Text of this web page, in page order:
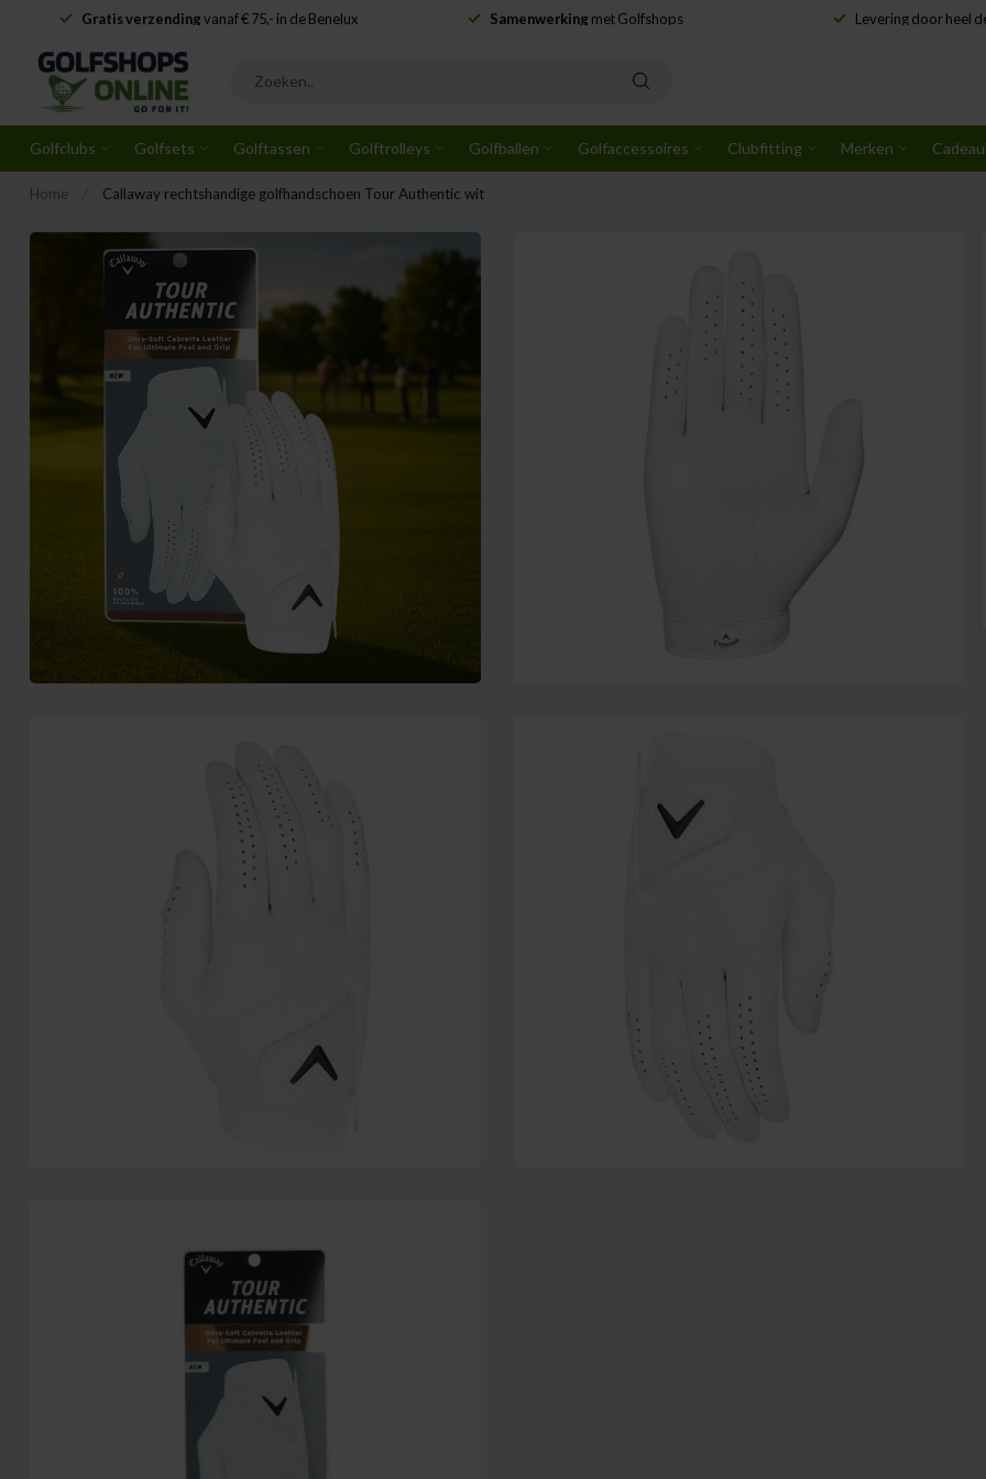
Gratis verzendingvanaf € 75,- in de Benelux Samenwerking met Golfshops Levering door heel
Golfclubs Golfsets Golftassen Golftrolleys Golfballen Golfaccessoires Clubfitting Merken
Home Callaway rechtshandige golfhandschoen Tour Authentic wit